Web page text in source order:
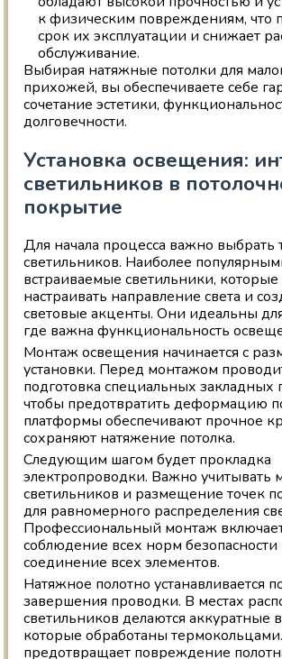
к физическим повреждениям, что
срок их эксплуатации и снижает
обслуживание.
Выбирая натяжные потолки для
прихожей, вы обеспечиваете себе
сочетание эстетики,
долговечности.
Установка освещения:
светильников в
покрытие
Для начала процесса важно выбрать
светильников. Наиболее
встраиваемые светильники,
настраивать направление света и
световые акценты. Они идеальны
где важна функциональность
Монтаж освещения начинается с
установки. Перед монтажом
подготовка специальных закладных
чтобы предотвратить деформацию
платформы обеспечивают прочное
сохраняют натяжение потолка.
Следующим шагом будет прокладка
электропроводки. Важно учитывать
светильников и размещение точек
для равномерного распределения
Профессиональный монтаж
соблюдение всех норм
соединение всех элементов.
Натяжное полотно устанавливается
завершения проводки. В местах
светильников делаются аккуратные
которые обработаны
предотвращает повреждение